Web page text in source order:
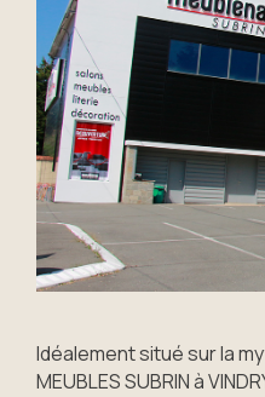
Idéalement situé sur la
MEUBLES SUBRIN à